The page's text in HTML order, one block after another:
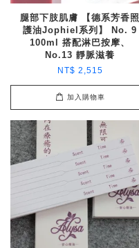
腿部下肢肌膚 【德系芳香照
護油Jophiel系列】 No. 9
100ml 搭配淋巴按摩、
No.13 靜脈滋養
NT$ 2,515
加入購物車